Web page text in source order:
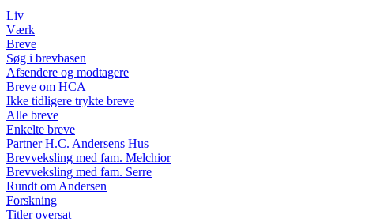
Liv
Værk
Breve
Søg i brevbasen
Afsendere og modtagere
Breve om HCA
Ikke tidligere trykte breve
Alle breve
Enkelte breve
Partner H.C. Andersens Hus
Brevveksling med fam. Melchior
Brevveksling med fam. Serre
Rundt om Andersen
Forskning
Titler oversat